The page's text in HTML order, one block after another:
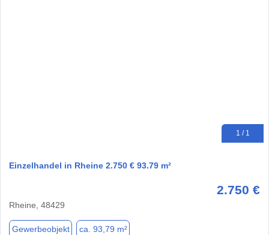
1 / 1
Einzelhandel in Rheine 2.750 € 93.79 m²
2.750 €
Rheine, 48429
Gewerbeobjekt ca. 93,79 m²